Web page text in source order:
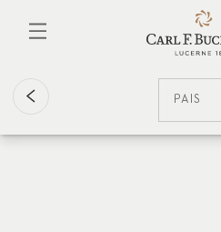
contenido
PAÍS